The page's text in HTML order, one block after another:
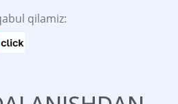
qilamiz: